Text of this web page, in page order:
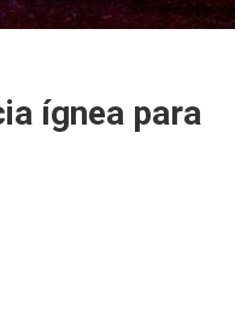
ígnea para